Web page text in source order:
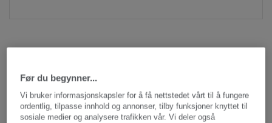
Hele kolleksjonen (1477)
Før du begynner...
Vi bruker informasjonskapsler for å få nettstedet vårt til å fungere
ordentlig, tilpasse innhold og annonser, tilby funksjoner knyttet til
sosiale medier og analysere trafikken vår. Vi deler også